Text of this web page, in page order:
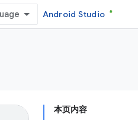
Android Studio
本页内容